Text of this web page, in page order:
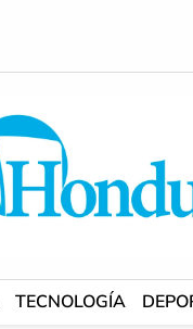
TECNOLOGÍA